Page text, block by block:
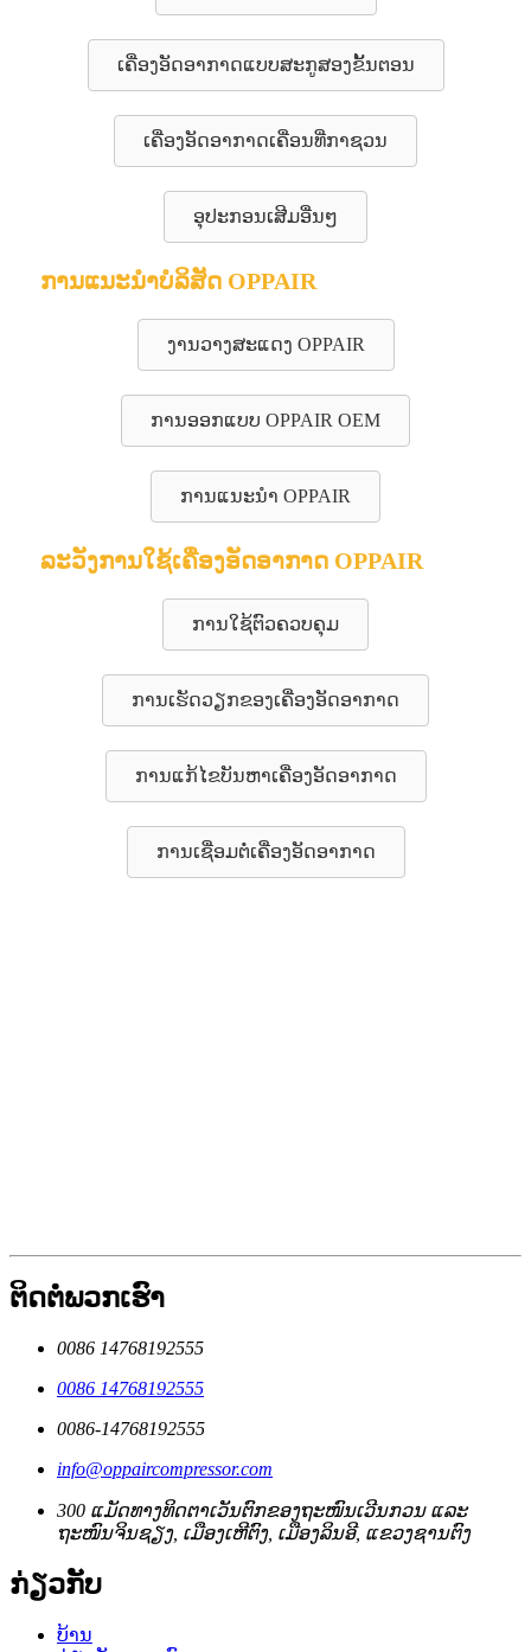
ເຄື່ອງອັດອາກາດແບບສະກູສອງຂັ້ນຕອນ
ເຄື່ອງອັດອາກາດເຄື່ອນທີ່ກາຊວນ
ອຸປະກອນເສີມອື່ນໆ
ການແນະນຳບໍລິສັດ OPPAIR
ງານວາງສະແດງ OPPAIR
ການອອກແບບ OPPAIR OEM
ການແນະນຳ OPPAIR
ລະວັງການໃຊ້ເຄື່ອງອັດອາກາດ OPPAIR
ການໃຊ້ຕົວຄວບຄຸມ
ການເຮັດວຽກຂອງເຄື່ອງອັດອາກາດ
ການແກ້ໄຂບັນຫາເຄື່ອງອັດອາກາດ
ການເຊື່ອມຕໍ່ເຄື່ອງອັດອາກາດ
ຕິດຕໍ່ພວກເຮົາ
0086 14768192555
0086 14768192555
0086-14768192555
info@oppaircompressor.com
300 ແມັດທາງທິດຕາເວັນຕົກຂອງຖະໜົນເວີນກວນ ແລະ
ຖະໜົນຈິນຊຽງ, ເມືອງເຫີຕົງ, ເມືອງລິນອີ, ແຂວງຊານຕົງ
ກ່ຽວກັບ
ບ້ານ